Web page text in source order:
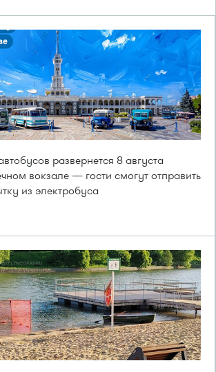
развернется 8 августа
вокзале — гости смогут отправить
из электробуса